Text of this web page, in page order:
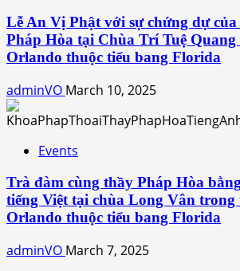
Lễ An Vị Phật với sự chứng dự
Pháp Hòa tại Chùa Trí Tuệ
Orlando thuộc tiểu bang Florida
adminVO March 10, 2025
Events
Trà đàm cùng thầy Pháp Hòa
tiếng Việt tại chùa Long Vân
Orlando thuộc tiểu bang Florida
adminVO March 7, 2025